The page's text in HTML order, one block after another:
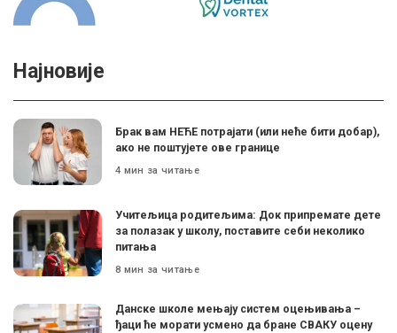
Најновије
Брак вам НЕЋЕ потрајати (или неће бити добар),
ако не поштујете ове границе
4 мин за читање
Учитељица родитељима: Док припремате дете
за полазак у школу, поставите себи неколико
питања
8 мин за читање
Данске школе мењају систем оцењивања –
ђаци ће морати усмено да бране СВАКУ оцену